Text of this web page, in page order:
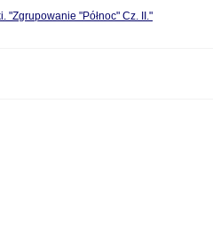
"Zgrupowanie "Północ" Cz. II."